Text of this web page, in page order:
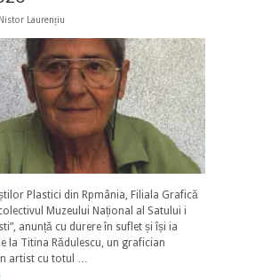
Nistor Laurențiu
Plastici din Rpmânia, Filiala Grafică
Muzeului Național al Satului i
anunță cu durere în suflet și își ia
la Titina Rădulescu, un grafician
artist cu totul …